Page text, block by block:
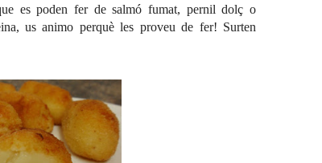
es poden fer de salmó fumat, pernil dolç o
us animo perquè les proveu de fer! Surten